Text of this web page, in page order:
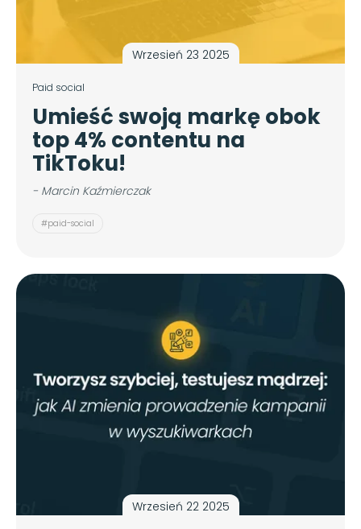
Wrzesień 23 2025
Paid social
Umieść swoją markę obok
top 4% contentu na
TikToku!
- Marcin Kaźmierczak
#paid-social
Wrzesień 22 2025